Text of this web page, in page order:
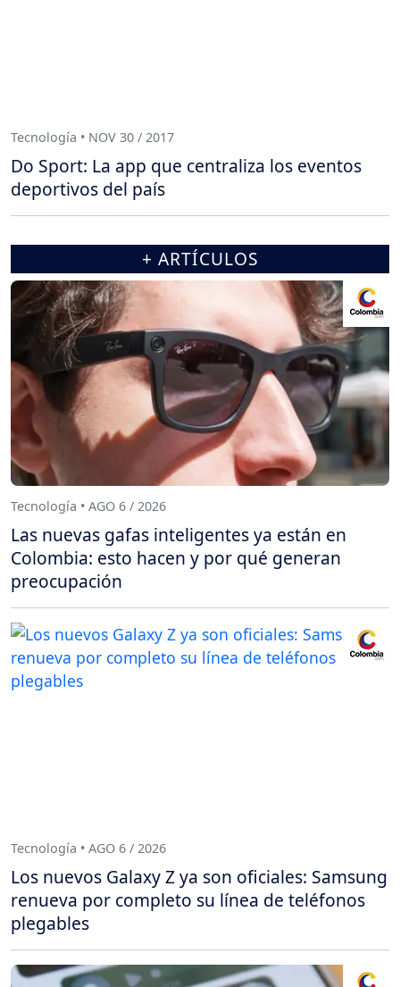
Tecnología • NOV 30 / 2017
Do Sport: La app que centraliza los eventos
deportivos del país
+ ARTÍCULOS
Tecnología • AGO 6 / 2026
Las nuevas gafas inteligentes ya están en
Colombia: esto hacen y por qué generan
preocupación
Tecnología • AGO 6 / 2026
Los nuevos Galaxy Z ya son oficiales: Samsung
renueva por completo su línea de teléfonos
plegables